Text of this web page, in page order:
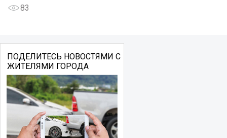
83
ПОДЕЛИТЕСЬ НОВОСТЯМИ С
ЖИТЕЛЯМИ ГОРОДА